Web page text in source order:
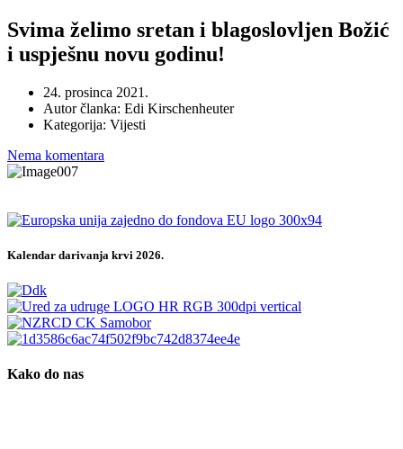
Svima želimo sretan i blagoslovljen Božić
i uspješnu novu godinu!
24. prosinca 2021.
Autor članka: Edi Kirschenheuter
Kategorija: Vijesti
Nema komentara
Kalendar darivanja krvi 2026.
Kako do nas